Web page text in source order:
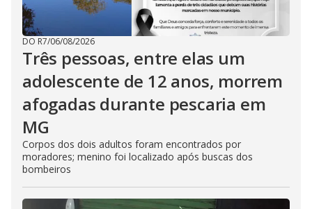
DO R7/06/08/2026
Três pessoas, entre elas um
adolescente de 12 anos, morrem
afogadas durante pescaria em
MG
Corpos dos dois adultos foram encontrados por
moradores; menino foi localizado após buscas dos
bombeiros